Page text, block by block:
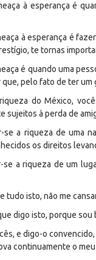
à esperança é
à esperança é
te tornas
é quando uma
que, pelo fato de ter um
do México,
sujeitos à perda de
se a riqueza de uma
os direitos
a riqueza de um
tudo isto, não me
digo isto, porque sou
e digo-o
continuamente o meu